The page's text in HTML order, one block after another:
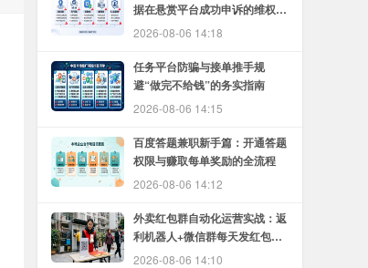
据在悬赏平台成功申诉的维权方
法
2026-08-06 14:18
任务平台防骗与接单推手规
避“做完不给钱”的务实指南
2026-08-06 14:15
百度答题兼职新手篇：开通答题
权限与赚取每单奖励的全流程
2026-08-06 14:12
外卖红包群自动化运营实战：返
利机器人+微信群每天发红包的
完整教程
2026-08-06 14:10